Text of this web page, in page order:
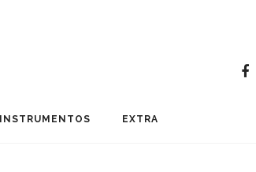
INSTRUMENTOS EXTRA